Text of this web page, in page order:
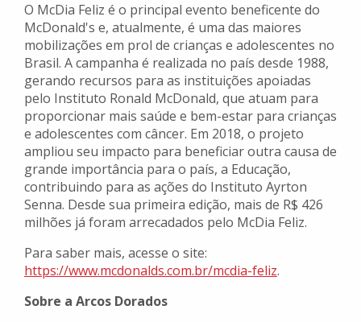
O McDia Feliz é o principal evento beneficente do
McDonald's e, atualmente, é uma das maiores
mobilizações em prol de crianças e adolescentes no
Brasil. A campanha é realizada no país desde 1988,
gerando recursos para as instituições apoiadas
pelo Instituto Ronald McDonald, que atuam para
proporcionar mais saúde e bem-estar para crianças
e adolescentes com câncer. Em 2018, o projeto
ampliou seu impacto para beneficiar outra causa de
grande importância para o país, a Educação,
contribuindo para as ações do Instituto Ayrton
Senna. Desde sua primeira edição, mais de R$ 426
milhões já foram arrecadados pelo McDia Feliz.
Para saber mais, acesse o site:
https://www.mcdonalds.com.br/mcdia-feliz.
Sobre a Arcos Dorados